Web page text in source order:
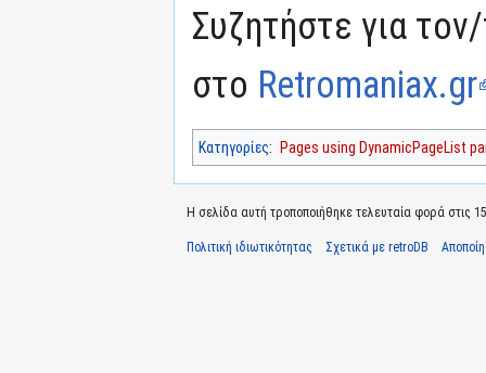
Συζητήστε για
στο Retromaniax.gr
Κατηγορίες: Pages using DynamicPageList
Η σελίδα αυτή τροποποιήθηκε τελευταία φορά στις
Πολιτική ιδιωτικότητας Σχετικά με retroDB